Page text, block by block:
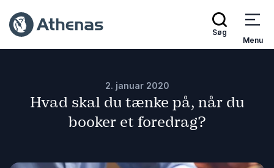
Søg
Menu
2. januar 2020
Hvad skal du tænke på, når du
booker et foredrag?